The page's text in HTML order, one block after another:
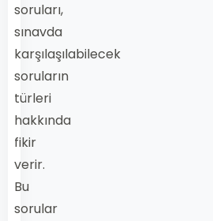
soruları,
sınavda
karşılaşılabilecek
soruların
türleri
hakkında
fikir
verir.
Bu
sorular